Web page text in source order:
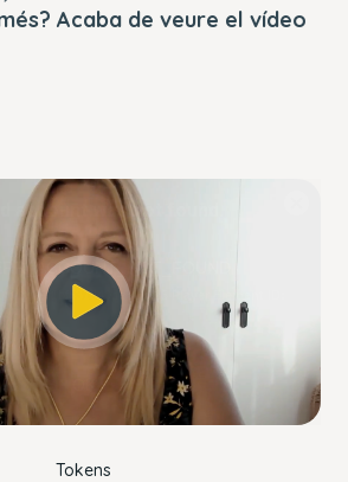
Acaba de veure el vídeo
Tokens
account was not found.